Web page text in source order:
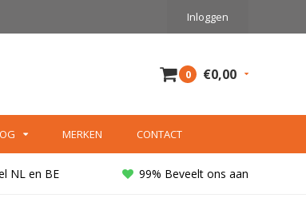
Inloggen
0 €0,00
MERKEN CONTACT
NL en BE 99% Beveelt ons aan